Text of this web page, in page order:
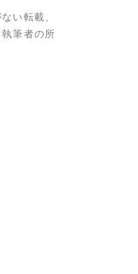
い転載、
筆者の所